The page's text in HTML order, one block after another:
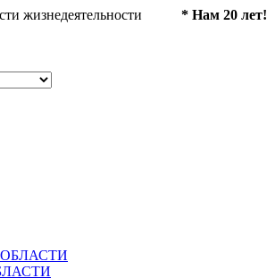
жизнедеятельности * Нам 20 лет!